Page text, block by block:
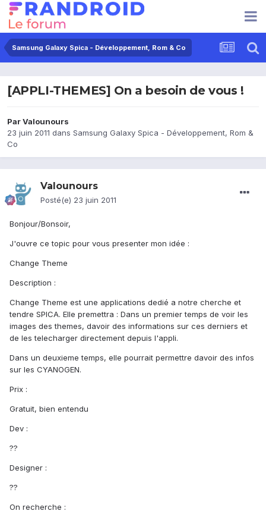
Samsung Galaxy Spica - Développement, Rom & Co
[APPLI-THEMES] On a besoin de vous !
ParValounours
23 juin 2011 dans Samsung Galaxy Spica - Développement, Rom &
Co
Valounours
Posté(e) 23 juin 2011
Bonjour/Bonsoir,
J'ouvre ce topic pour vous presenter mon idée :
Change Theme
Description :
Change Theme est une applications dedié a notre cherche et
tendre SPICA. Elle premettra : Dans un premier temps de voir les
images des themes, davoir des informations sur ces derniers et
de les telecharger directement depuis l'appli.
Dans un deuxieme temps, elle pourrait permettre davoir des infos
sur les CYANOGEN.
Prix :
Gratuit, bien entendu
Dev :
??
Designer :
??
On recherche :